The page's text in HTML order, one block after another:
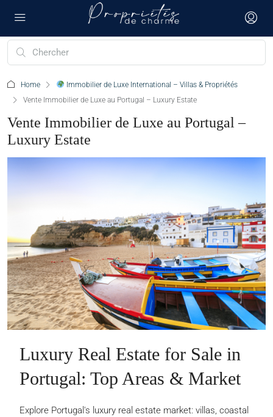
Home
Immobilier de Luxe International – Villas & Propriétés
Vente Immobilier de Luxe au Portugal – Luxury Estate
Vente Immobilier de Luxe au Portugal –
Luxury Estate
Luxury Real Estate for Sale in
Portugal: Top Areas & Market
Explore Portugal's luxury real estate market: villas, coastal